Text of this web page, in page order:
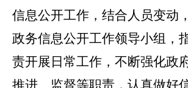
信息公开工作，结合人员变动
政务信息公开工作领导小组，
责开展日常工作，不断强化政
推进、监督等职责，认真做好